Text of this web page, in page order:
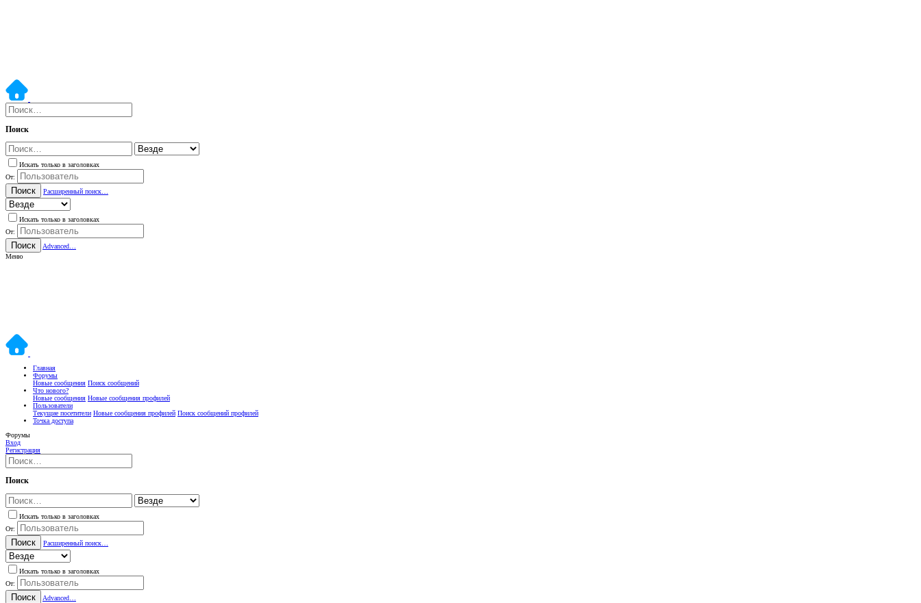
Поиск
Искать только в заголовках
От:
Поиск Расширенный поиск…
Искать только в заголовках
От:
Поиск
Advanced…
Меню
Главная
Форумы
Новые сообщения Поиск сообщений
Что нового?
Новые сообщения Новые сообщения профилей
Пользователи
Текущие посетители Новые сообщения профилей Поиск сообщений профилей
Точка доступа
Форумы
Вход
Регистрация
Поиск
Искать только в заголовках
От:
Поиск Расширенный поиск…
Искать только в заголовках
От:
Поиск
Advanced…